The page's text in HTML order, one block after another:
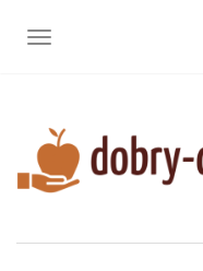
TOGGLE NAVIGATION